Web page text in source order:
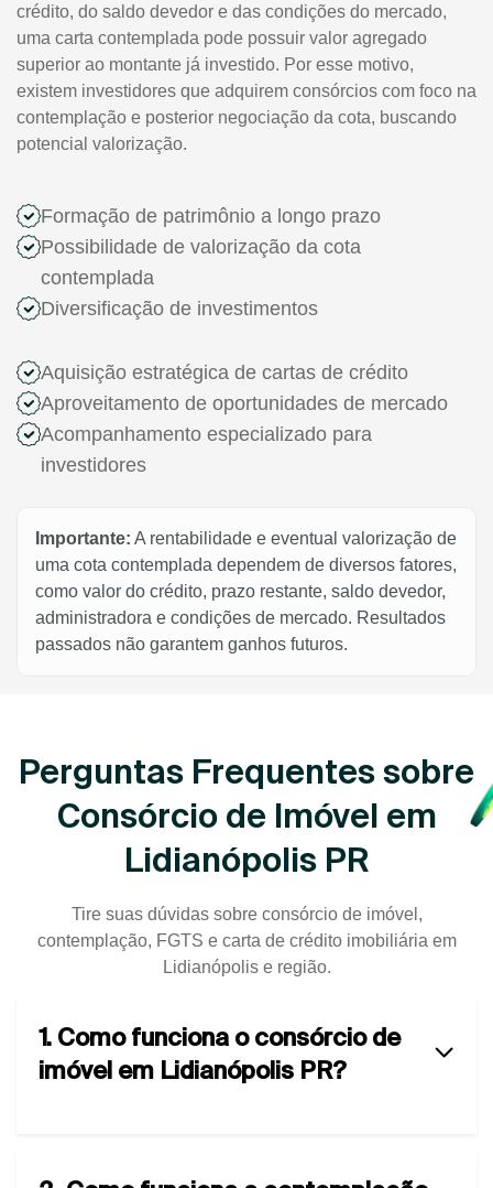
crédito, do saldo devedor e das condições do mercado,
uma carta contemplada pode possuir valor agregado
superior ao montante já investido. Por esse motivo,
existem investidores que adquirem consórcios com foco na
contemplação e posterior negociação da cota, buscando
potencial valorização.
Formação de patrimônio a longo prazo
Possibilidade de valorização da cota
contemplada
Diversificação de investimentos
Aquisição estratégica de cartas de crédito
Aproveitamento de oportunidades de mercado
Acompanhamento especializado para
investidores
Importante: A rentabilidade e eventual valorização de
uma cota contemplada dependem de diversos fatores,
como valor do crédito, prazo restante, saldo devedor,
administradora e condições de mercado. Resultados
passados não garantem ganhos futuros.
Perguntas Frequentes sobre
Consórcio de Imóvel em
Lidianópolis PR
Tire suas dúvidas sobre consórcio de imóvel,
contemplação, FGTS e carta de crédito imobiliária em
Lidianópolis e região.
1. Como funciona o consórcio de
imóvel em Lidianópolis PR?